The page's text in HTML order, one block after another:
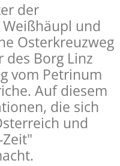
der
und
Osterkreuzweg
des Borg Linz
vom Petrinum
Auf diesem
die sich
und